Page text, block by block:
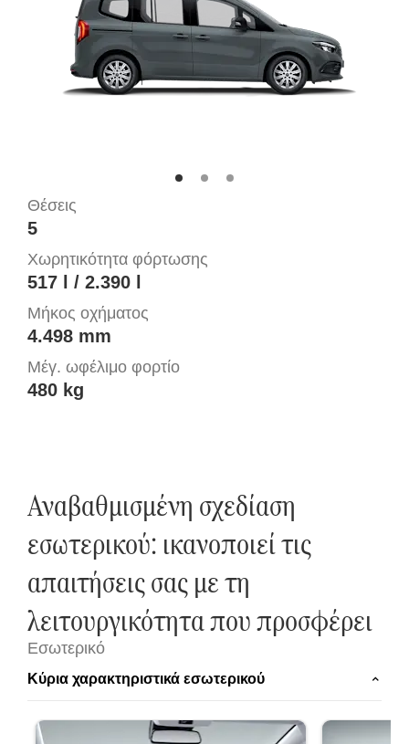
Θέσεις
5
Χωρητικότητα φόρτωσης
517 l / 2.390 l
Μήκος οχήματος
4.498 mm
Μέγ. ωφέλιμο φορτίο
480 kg
Αναβαθμισμένη σχεδίαση
εσωτερικού: ικανοποιεί τις
απαιτήσεις σας με τη
λειτουργικότητα που προσφέρει
Εσωτερικό
Κύρια χαρακτηριστικά εσωτερικού